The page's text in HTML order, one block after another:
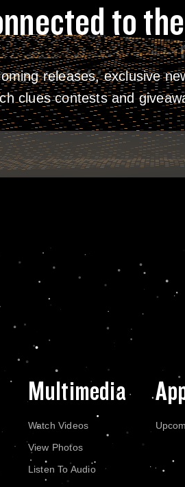
to
releases, exclusive
clues contests and
Multimedia
Watch Videos
View Photos
Listen To Audio